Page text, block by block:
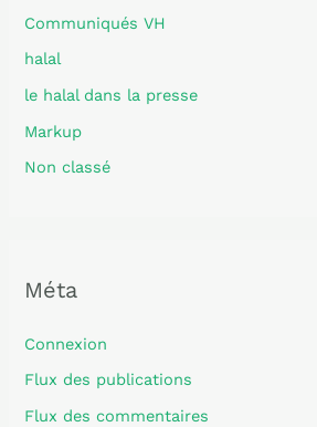
Communiqués VH
halal
le halal dans la presse
Markup
Non classé
Méta
Connexion
Flux des publications
Flux des commentaires